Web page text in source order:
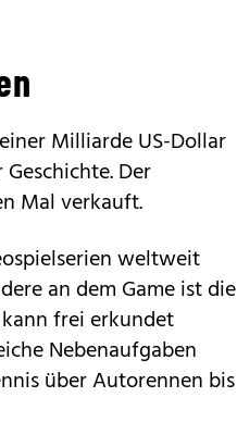
Milliarde US-Dollar
Der
Mal verkauft.
weltweit
an dem Game ist die
frei erkundet
Nebenaufgaben
über Autorennen bis